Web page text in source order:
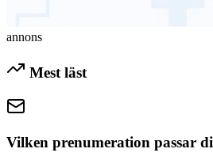
annons
Mest läst
Vilken prenumeration passar